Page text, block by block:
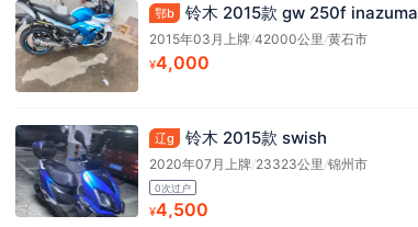
鄂b 铃木 2015款 gw 250f inazuma
2015年03月上牌/42000公里 /黄石市
¥4,000
辽g 铃木 2015款 swish
2020年07月上牌/23323公里 /锦州市
0次过户
¥4,500